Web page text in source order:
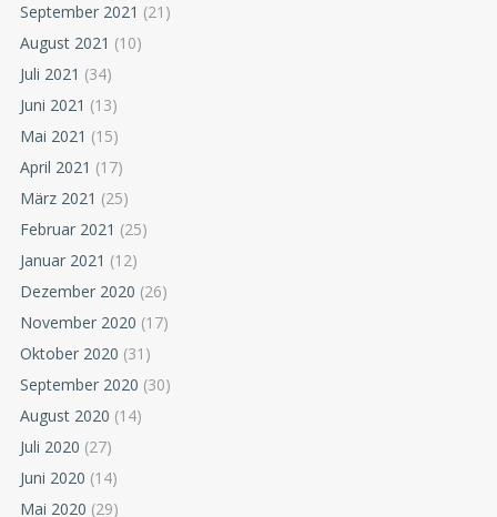
September 2021 (21)
August 2021 (10)
Juli 2021 (34)
Juni 2021 (13)
Mai 2021 (15)
April 2021 (17)
März 2021 (25)
Februar 2021 (25)
Januar 2021 (12)
Dezember 2020 (26)
November 2020 (17)
Oktober 2020 (31)
September 2020 (30)
August 2020 (14)
Juli 2020 (27)
Juni 2020 (14)
Mai 2020 (29)